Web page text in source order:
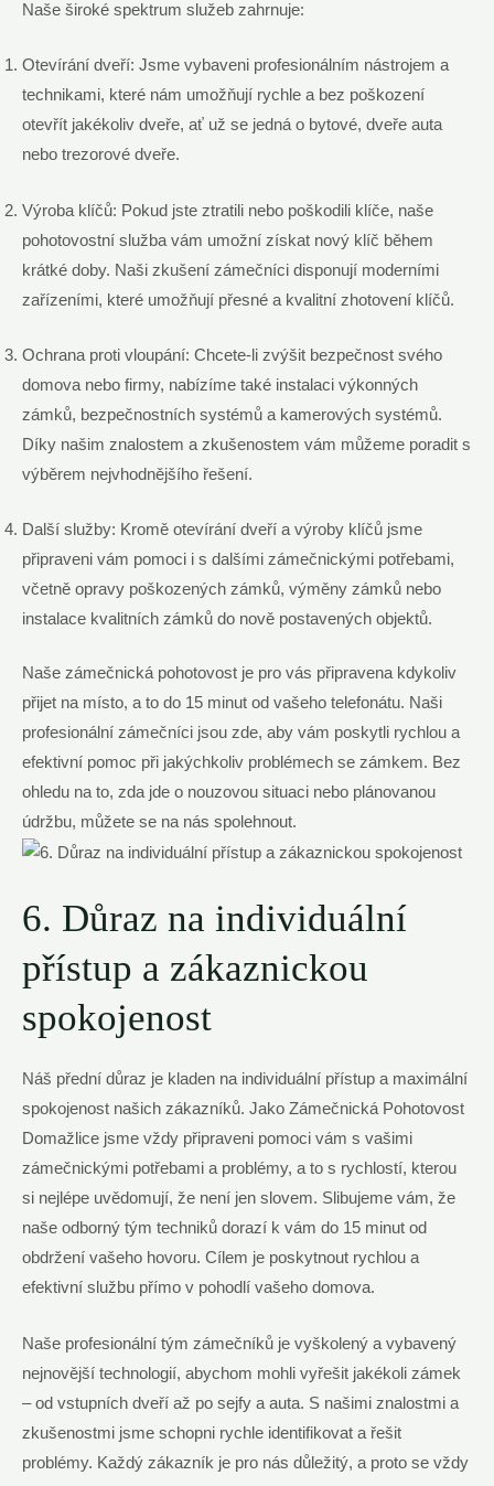
Naše široké spektrum služeb zahrnuje:
Otevírání dveří: Jsme vybaveni profesionálním nástrojem a
technikami, které nám umožňují rychle a bez poškození
otevřít jakékoliv dveře, ať už se jedná o bytové, dveře auta
nebo trezorové dveře.
Výroba klíčů: Pokud jste ztratili nebo poškodili klíče, naše
pohotovostní služba vám umožní získat nový klíč během
krátké doby. Naši zkušení zámečníci disponují moderními
zařízeními, které umožňují přesné a kvalitní zhotovení klíčů.
Ochrana proti vloupání: Chcete-li zvýšit bezpečnost svého
domova nebo firmy, nabízíme také instalaci výkonných
zámků, bezpečnostních systémů a kamerových systémů.
Díky našim znalostem a zkušenostem vám můžeme poradit s
výběrem nejvhodnějšího řešení.
Další služby: Kromě otevírání dveří a výroby klíčů jsme
připraveni vám pomoci i s dalšími zámečnickými potřebami,
včetně opravy poškozených zámků, výměny zámků nebo
instalace kvalitních zámků do nově postavených objektů.
Naše zámečnická pohotovost je pro vás připravena kdykoliv
přijet na místo, a to do 15 minut od vašeho telefonátu. Naši
profesionální zámečníci jsou zde, aby vám poskytli rychlou a
efektivní pomoc při jakýchkoliv problémech se zámkem. Bez
ohledu na to, zda jde o nouzovou situaci nebo plánovanou
údržbu, můžete se na nás spolehnout.
6. Důraz na individuální
přístup a zákaznickou
spokojenost
Náš přední důraz je kladen na individuální přístup a maximální
spokojenost našich zákazníků. Jako Zámečnická Pohotovost
Domažlice jsme vždy připraveni pomoci vám s vašimi
zámečnickými potřebami a problémy, a to s rychlostí, kterou
si nejlépe uvědomují, že není jen slovem. Slibujeme vám, že
naše odborný tým techniků dorazí k vám do 15 minut od
obdržení vašeho hovoru. Cílem je poskytnout rychlou a
efektivní službu přímo v pohodlí vašeho domova.
Naše profesionální tým zámečníků je vyškolený a vybavený
nejnovější technologií, abychom mohli vyřešit jakékoli zámek
– od vstupních dveří až po sejfy a auta. S našimi znalostmi a
zkušenostmi jsme schopni rychle identifikovat a řešit
problémy. Každý zákazník je pro nás důležitý, a proto se vždy